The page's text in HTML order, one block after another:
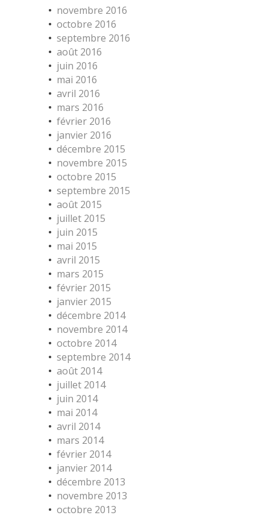
novembre 2016
octobre 2016
septembre 2016
août 2016
juin 2016
mai 2016
avril 2016
mars 2016
février 2016
janvier 2016
décembre 2015
novembre 2015
octobre 2015
septembre 2015
août 2015
juillet 2015
juin 2015
mai 2015
avril 2015
mars 2015
février 2015
janvier 2015
décembre 2014
novembre 2014
octobre 2014
septembre 2014
août 2014
juillet 2014
juin 2014
mai 2014
avril 2014
mars 2014
février 2014
janvier 2014
décembre 2013
novembre 2013
octobre 2013